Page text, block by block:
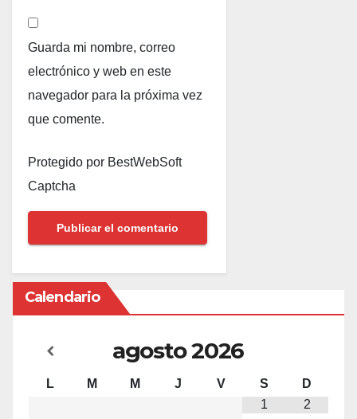
Guarda mi nombre, correo
electrónico y web en este
navegador para la próxima vez
que comente.
Protegido por BestWebSoft
Captcha
Calendario
agosto2026
L M M J V S
D
1
2